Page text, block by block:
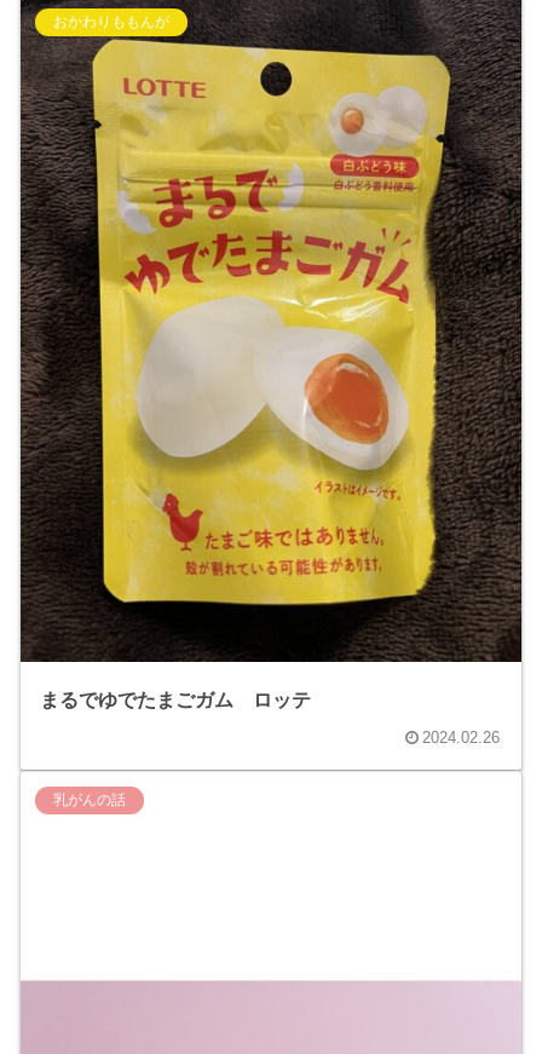
おかわりももんが
まるでゆでたまごガム ロッテ
2024.02.26
乳がんの話